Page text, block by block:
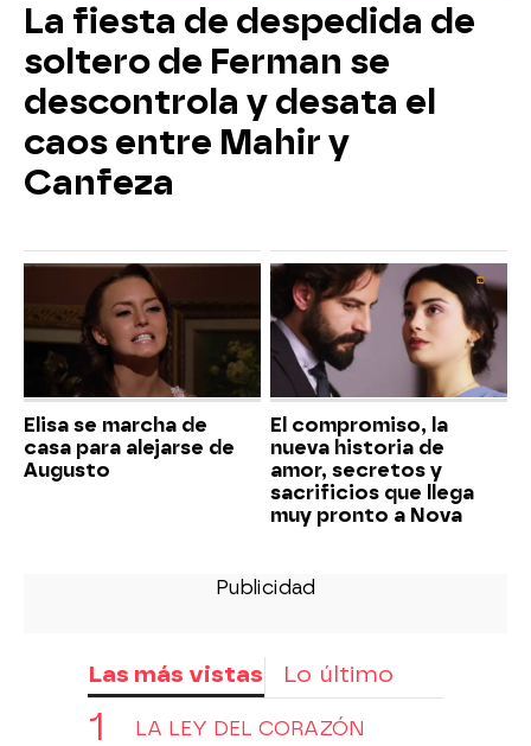
La fiesta de despedida de
soltero de Ferman se
descontrola y desata el
caos entre Mahir y
Canfeza
Elisa se marcha de
casa para alejarse de
Augusto
El compromiso, la
nueva historia de
amor, secretos y
sacrificios que llega
muy pronto a Nova
Las más vistas Lo último
LA LEY DEL CORAZÓN